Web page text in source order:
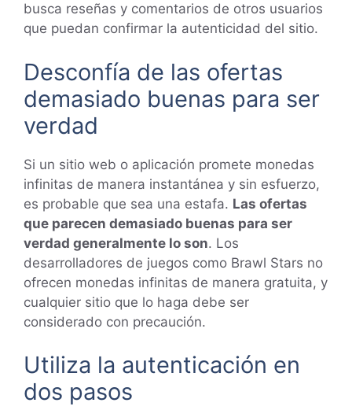
busca reseñas y comentarios de otros usuarios
que puedan confirmar la autenticidad del sitio.
Desconfía de las ofertas
demasiado buenas para ser
verdad
Si un sitio web o aplicación promete monedas
infinitas de manera instantánea y sin esfuerzo,
es probable que sea una estafa. Las ofertas
que parecen demasiado buenas para ser
verdad generalmente lo son. Los
desarrolladores de juegos como Brawl Stars no
ofrecen monedas infinitas de manera gratuita, y
cualquier sitio que lo haga debe ser
considerado con precaución.
Utiliza la autenticación en
dos pasos